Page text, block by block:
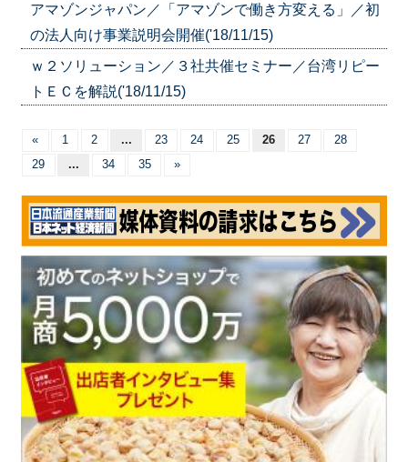
アマゾンジャパン／「アマゾンで働き方変える」／初
の法人向け事業説明会開催('18/11/15)
ｗ２ソリューション／３社共催セミナー／台湾リピー
トＥＣを解説('18/11/15)
« 1 2 ... 23 24 25 26 27
28
29
... 34 35 »